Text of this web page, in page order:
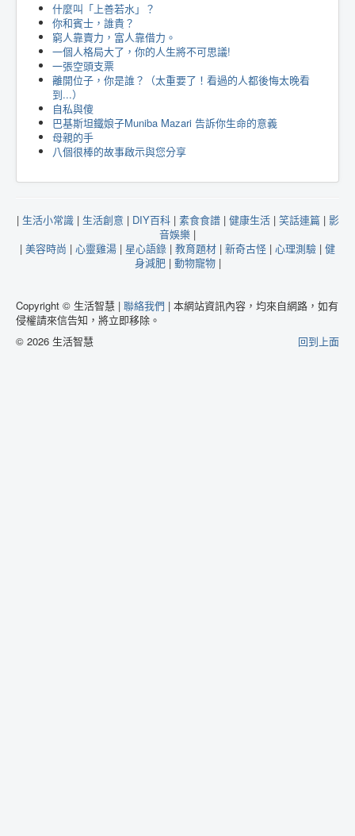
什麼叫「上善若水」？
你和賓士，誰貴？
窮人靠賣力，富人靠借力。
一個人格局大了，你的人生將不可思議!
一張空頭支票
離開位子，你是誰？（太重要了！看過的人都後悔太晚看
到...）
自私與傻
巴基斯坦鐵娘子Muniba Mazari 告訴你生命的意義
母親的手
八個很棒的故事啟示與您分享
| 生活小常識| 生活創意 | DIY百科| 素食食譜| 健康生活| 笑話連篇| 影
音娛樂 |
| 美容時尚 | 心靈雞湯 | 星心語錄 | 教育題材 | 新奇古怪 | 心理測驗 | 健
身減肥| 動物寵物|
Copyright © 生活智慧 | 聯絡我們 | 本網站資訊內容，均來自網路，如有
侵權請來信告知，將立即移除。
回到上面
© 2026 生活智慧